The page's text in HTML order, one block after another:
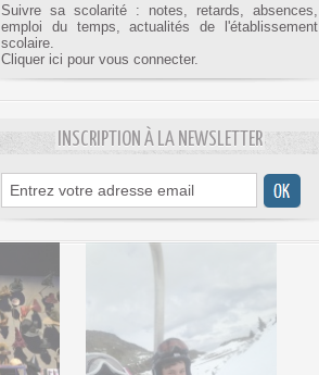
Suivre sa scolarité : notes, retards, absences,
emploi du temps, actualités de l'établissement
scolaire.
Cliquer ici pour vous connecter.
INSCRIPTION À LA NEWSLETTER